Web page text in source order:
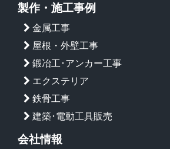
製作・施工事例
金属工事
屋根・外壁工事
鍛冶工･アンカー工事
エクステリア
鉄骨工事
建築･電動工具販売
会社情報